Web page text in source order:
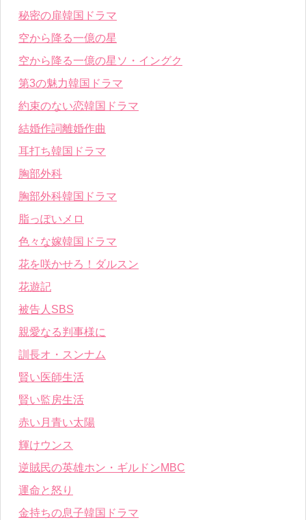
秘密の扉韓国ドラマ
空から降る一億の星
空から降る一億の星ソ・イングク
第3の魅力韓国ドラマ
約束のない恋韓国ドラマ
結婚作詞離婚作曲
耳打ち韓国ドラマ
胸部外科
胸部外科韓国ドラマ
脂っぽいメロ
色々な嫁韓国ドラマ
花を咲かせろ！ダルスン
花遊記
被告人SBS
親愛なる判事様に
訓長オ・スンナム
賢い医師生活
賢い監房生活
赤い月青い太陽
輝けウンス
逆賊民の英雄ホン・ギルドンMBC
運命と怒り
金持ちの息子韓国ドラマ